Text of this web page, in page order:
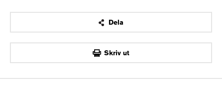
Dela
OK
Skriv ut